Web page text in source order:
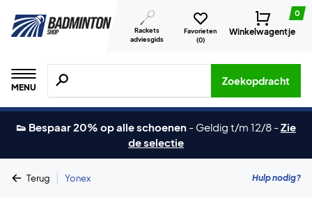
Rackets
adviesgids
Favorieten
(0)
0
Winkelwagentje
MENU
Zoeken naar producten, merken etc.
Zoekopdracht
👟 Bespaar 20% op alle schoenen - Geldig t/m 12/8 -Zie
de selectie
Terug | Yonex Hulp nodig?